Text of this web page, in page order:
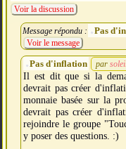
Voir la discussion
Message répondu : Pas
Voir le message
Pas d'inflation par
Il est dit que si la
devrait pas créer
monnaie basée sur la
devrait pas créer
rejoindre le groupe
y poser des questions. :)